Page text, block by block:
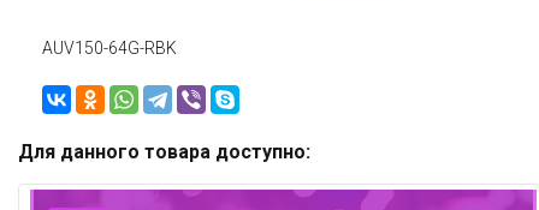
AUV150-64G-RBK
Для данного товара доступно: